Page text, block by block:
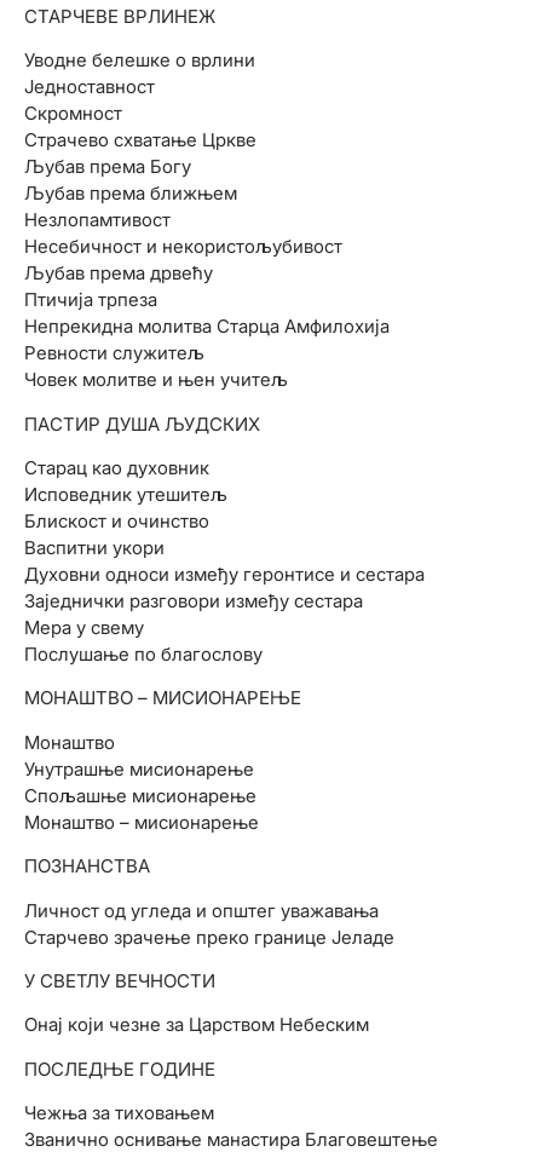
СТАРЧЕВЕ ВРЛИНЕЖ
Уводне белешке о врлини
Једноставност
Скромност
Страчево схватање Цркве
Љубав према Богу
Љубав према ближњем
Незлопамтивост
Несебичност и некористољубивост
Љубав према дрвећу
Птичија трпеза
Непрекидна молитва Старца Амфилохија
Ревности служитељ
Човек молитве и њен учитељ
ПАСТИР ДУША ЉУДСКИХ
Старац као духовник
Исповедник утешитељ
Блискост и очинство
Васпитни укори
Духовни односи између геронтисе и сестара
Заједнички разговори између сестара
Мера у свему
Послушање по благослову
МОНАШТВО – МИСИОНАРЕЊЕ
Монаштво
Унутрашње мисионарење
Спољашње мисионарење
Монаштво – мисионарење
ПОЗНАНСТВА
Личност од угледа и општег уважавања
Старчево зрачење преко границе Јеладе
У СВЕТЛУ ВЕЧНОСТИ
Онај који чезне за Царством Небеским
ПОСЛЕДЊЕ ГОДИНЕ
Чежња за тиховањем
Званично оснивање манастира Благовештење